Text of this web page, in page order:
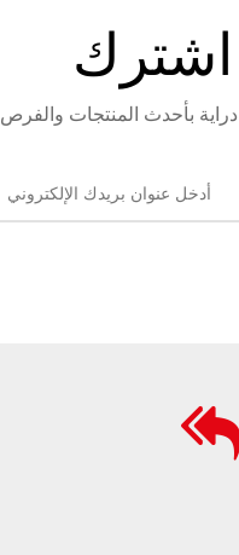
اشترك
بأحدث المنتجات والفرص